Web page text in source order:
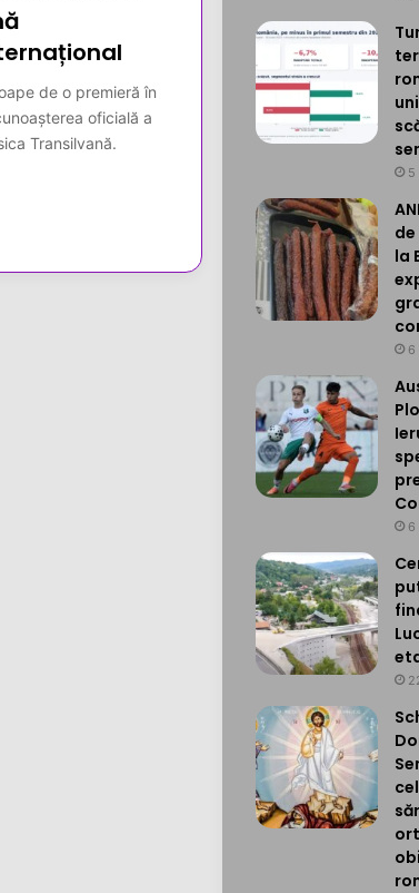
de o premieră în
oficială a
Transilvană.
5
la
6
6